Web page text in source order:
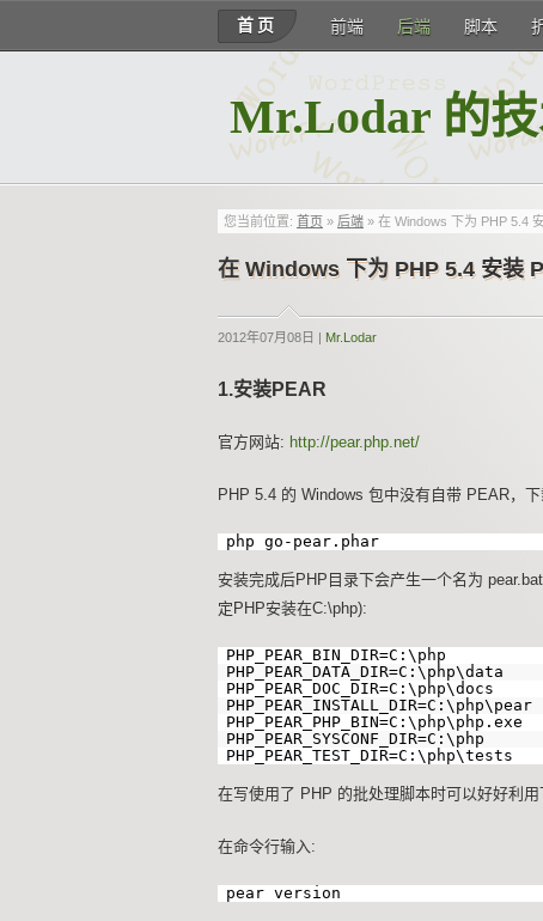
首页 前端 后端 脚本
Mr.Lodar 的
您当前位置: 首页 » 后端 » 在 Windows 下为 PHP 5.4
在 Windows 下为 PHP 5.4 安装
2012年07月08日 | Mr.Lodar
1.安装PEAR
官方网站: http://pear.php.net/
PHP 5.4 的 Windows 包中没有自带 PEAR，
php go-pear.phar
安装完成后PHP目录下会产生一个名为
定PHP安装在C:\php):
PHP_PEAR_BIN_DIR=C:\php
PHP_PEAR_DATA_DIR=C:\php\data
PHP_PEAR_DOC_DIR=C:\php\docs
PHP_PEAR_INSTALL_DIR=C:\php\pear
PHP_PEAR_PHP_BIN=C:\php\php.exe
PHP_PEAR_SYSCONF_DIR=C:\php
PHP_PEAR_TEST_DIR=C:\php\tests
在写使用了 PHP 的批处理脚本时可以好好利用
在命令行输入:
pear version